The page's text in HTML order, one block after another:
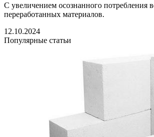
С увеличением осознанного потребления
переработанных материалов.
12.10.2024
Популярные статьи